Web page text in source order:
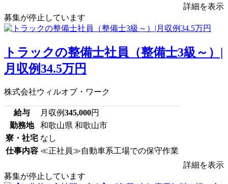
詳細を表示
募集が停止しています
トラックの整備士社員（整備士3級～）|
月収例34.5万円
株式会社ウィルオブ・ワーク
給与 月収例345,000円
勤務地
和歌山県 和歌山市
寮・社宅 なし
仕事内容 ≪正社員≫自動車系工場での保守作業
詳細を表示
募集が停止しています